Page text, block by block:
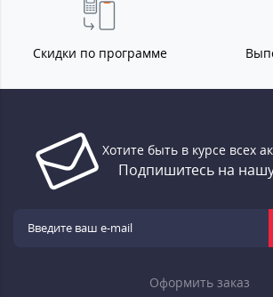
Скидки по программе
Хотите быть в курсе всех
Подпишитесь на
Оформить заказ